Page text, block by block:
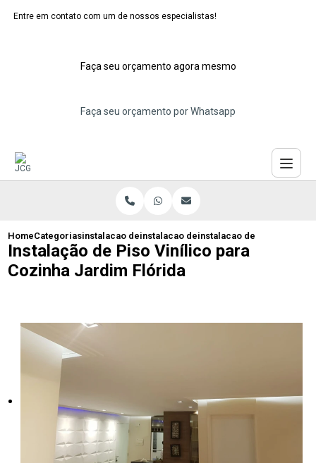
Entre em contato com um de nossos especialistas!
Faça seu orçamento agora mesmo
Faça seu orçamento por Whatsapp
HomeCategoriasinstalacao de pisos vinilicos
instalacao de piso vinilico amadeirado
instalacao de piso vinilico
Instalação de Piso Vinílico para
Cozinha Jardim Flórida